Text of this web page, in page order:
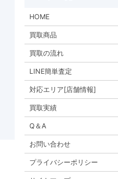
HOME
買取商品
買取の流れ
LINE簡単査定
対応エリア[店舗情報]
買取実績
Q＆A
お問い合わせ
プライバシーポリシー